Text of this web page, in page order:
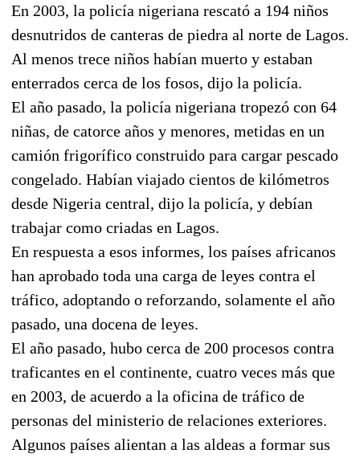
En 2003, la policía nigeriana rescató a 194 niños
desnutridos de canteras de piedra al norte de Lagos.
Al menos trece niños habían muerto y estaban
enterrados cerca de los fosos, dijo la policía.
El año pasado, la policía nigeriana tropezó con 64
niñas, de catorce años y menores, metidas en un
camión frigorífico construido para cargar pescado
congelado. Habían viajado cientos de kilómetros
desde Nigeria central, dijo la policía, y debían
trabajar como criadas en Lagos.
En respuesta a esos informes, los países africanos
han aprobado toda una carga de leyes contra el
tráfico, adoptando o reforzando, solamente el año
pasado, una docena de leyes.
El año pasado, hubo cerca de 200 procesos contra
traficantes en el continente, cuatro veces más que
en 2003, de acuerdo a la oficina de tráfico de
personas del ministerio de relaciones exteriores.
Algunos países alientan a las aldeas a formar sus